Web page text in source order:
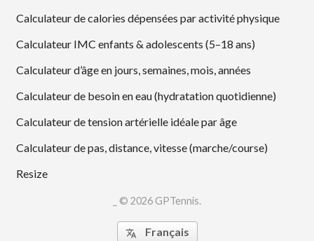
Calculateur de calories dépensées par activité physique
Calculateur IMC enfants & adolescents (5–18 ans)
Calculateur d’âge en jours, semaines, mois, années
Calculateur de besoin en eau (hydratation quotidienne)
Calculateur de tension artérielle idéale par âge
Calculateur de pas, distance, vitesse (marche/course)
Resize
_ © 2026 GPTennis.
 Français